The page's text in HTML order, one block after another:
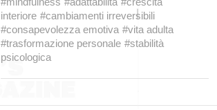
interiore #cambiamenti irreversibili
#consapevolezza emotiva #vita adulta
#trasformazione personale #stabilità
psicologica